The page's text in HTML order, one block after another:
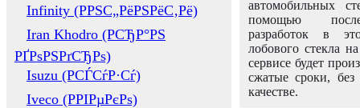
Infinity (РРЅС„РёРЅРёС‚Рё)
Iran Khodro (РСЂР°РЅ
РҐРѕРЅРґСЂРѕ)
Isuzu (РСЃСѓР·Сѓ)
Iveco (РРІРµРєРѕ)
автомобильных
помощью
разработок в
лобового стекла
сервисе будет
сжатые сроки,
качестве.